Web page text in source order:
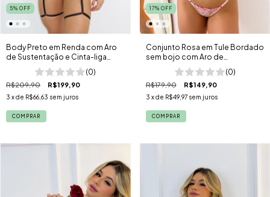
5% OFF
Body Preto em Renda com Aro
de Sustentação e Cinta-liga
(0)
R$209,90 R$199,90
3 x de R$66,63 sem juros
COMPRAR
17% OFF
Conjunto Rosa em Tule Bordado
sem bojo com Aro de
Sustentação Lover
(0)
R$179,90 R$149,90
3 x de R$49,97 sem juros
COMPRAR